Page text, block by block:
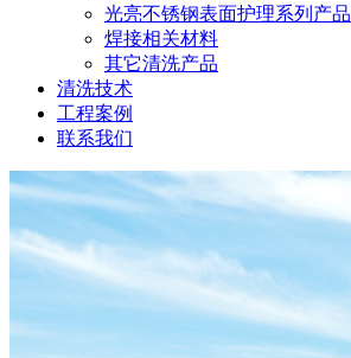
光亮不锈钢表面护理系列产品
焊接相关材料
其它清洗产品
清洗技术
工程案例
联系我们